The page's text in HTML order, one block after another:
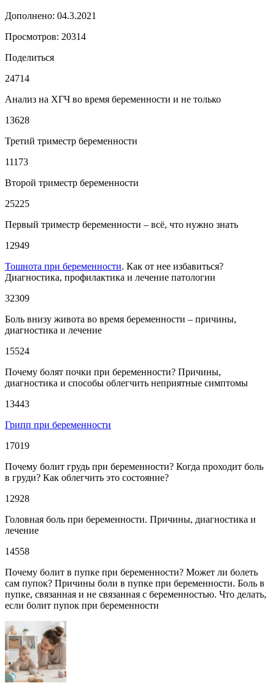
Дополнено: 04.3.2021
Просмотров: 20314
Поделиться
24714
Анализ на ХГЧ во время беременности и не только
13628
Третий триместр беременности
11173
Второй триместр беременности
25225
Первый триместр беременности – всё, что нужно знать
12949
Тошнота при беременности. Как от нее избавиться?
Диагностика, профилактика и лечение патологии
32309
Боль внизу живота во время беременности – причины,
диагностика и лечение
15524
Почему болят почки при беременности? Причины,
диагностика и способы облегчить неприятные симптомы
13443
Грипп при беременности
17019
Почему болит грудь при беременности? Когда проходит боль
в груди? Как облегчить это состояние?
12928
Головная боль при беременности. Причины, диагностика и
лечение
14558
Почему болит в пупке при беременности? Может ли болеть
сам пупок? Причины боли в пупке при беременности. Боль в
пупке, связанная и не связанная с беременностью. Что делать,
если болит пупок при беременности